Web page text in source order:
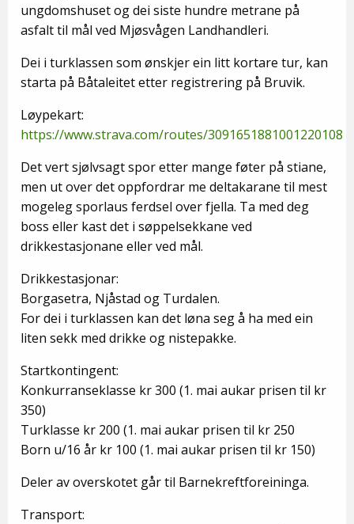
ungdomshuset og dei siste hundre metrane på
asfalt til mål ved Mjøsvågen Landhandleri.
Dei i turklassen som ønskjer ein litt kortare tur, kan
starta på Båtaleitet etter registrering på Bruvik.
Løypekart:
https://www.strava.com/routes/3091651881001220108
Det vert sjølvsagt spor etter mange føter på stiane,
men ut over det oppfordrar me deltakarane til mest
mogeleg sporlaus ferdsel over fjella. Ta med deg
boss eller kast det i søppelsekkane ved
drikkestasjonane eller ved mål.
Drikkestasjonar:
Borgasetra, Njåstad og Turdalen.
For dei i turklassen kan det løna seg å ha med ein
liten sekk med drikke og nistepakke.
Startkontingent:
Konkurranseklasse kr 300 (1. mai aukar prisen til kr
350)
Turklasse kr 200 (1. mai aukar prisen til kr 250
Born u/16 år kr 100 (1. mai aukar prisen til kr 150)
Deler av overskotet går til Barnekreftforeininga.
Transport: